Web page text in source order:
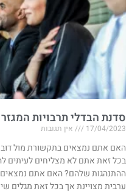
סדנת הבדלי תרבויות
17/04/2023 אין תגובות
האם אתם נמצאים בתקשורת מול
בכל זאת אתם לא מצליחים לעיתים
ההתנהגות שלהם? האם אתם נמצאים
ערבית מצויינת אך בכל זאת מגלים